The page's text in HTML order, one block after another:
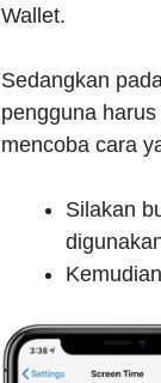
Wallet.
Sedangkan
pengguna
mencoba cara
Silakan